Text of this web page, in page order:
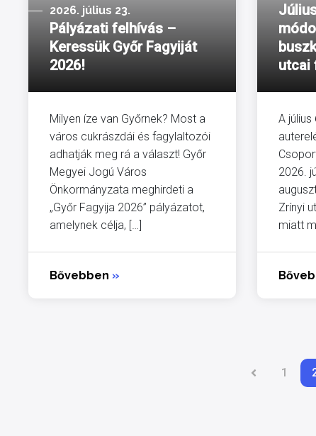
2026. július 23.
Pályázati felhívás –
Keressük Győr Fagyiját
2026!
Milyen íze van Győrnek? Most a
város cukrászdái és fagylaltozói
adhatják meg rá a választ! Győr
Megyei Jogú Város
Önkormányzata meghirdeti a
„Győr Fagyija 2026” pályázatot,
amelynek célja, […]
Bővebben »
utcai
A
2026.
Zrínyi
miatt
1